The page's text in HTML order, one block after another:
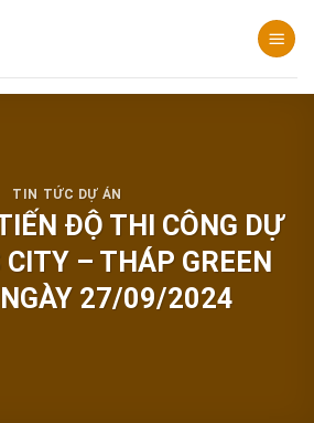
TIN TỨC DỰ ÁN
ĐỘ THI CÔNG DỰ
– THÁP GREEN
27/09/2024